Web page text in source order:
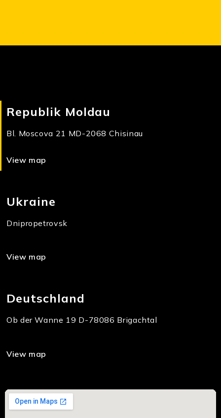
Republik Moldau
Bl. Moscova 21 MD-2068 Chisinau
View map
Ukraine
Dnipropetrovsk
View map
Deutschland
Ob der Wanne 19 D-78086 Brigachtal
View map